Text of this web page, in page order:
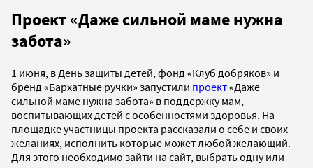
Проект «Даже сильной маме нужна
забота»
1 июня, в День защиты детей, фонд «Клуб добряков» и
бренд «Бархатные ручки» запустили проект«Даже
сильной маме нужна забота» в поддержку мам,
воспитывающих детей с особенностями здоровья. На
площадке участницы проекта рассказали о себе и своих
желаниях, исполнить которые может любой желающий.
Для этого необходимо зайти на сайт, выбрать одну или